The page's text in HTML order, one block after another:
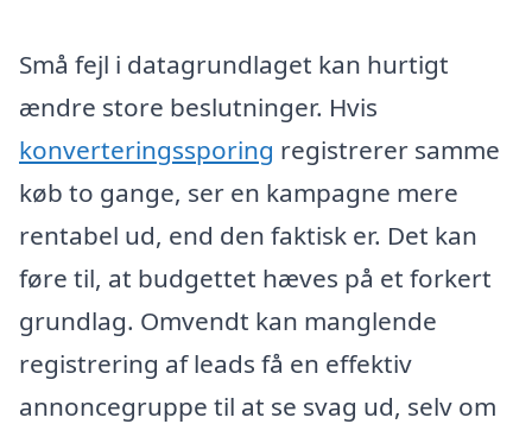
Små fejl i datagrundlaget kan hurtigt
ændre store beslutninger. Hvis
konverteringssporing registrerer samme
køb to gange, ser en kampagne mere
rentabel ud, end den faktisk er. Det kan
føre til, at budgettet hæves på et forkert
grundlag. Omvendt kan manglende
registrering af leads få en effektiv
annoncegruppe til at se svag ud, selv om